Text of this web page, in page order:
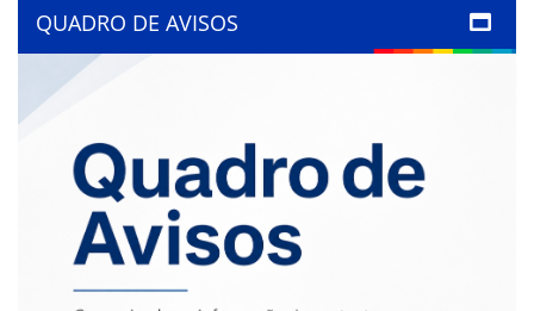
QUADRO DE AVISOS